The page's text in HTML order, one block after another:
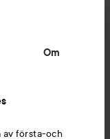
Om
första-och